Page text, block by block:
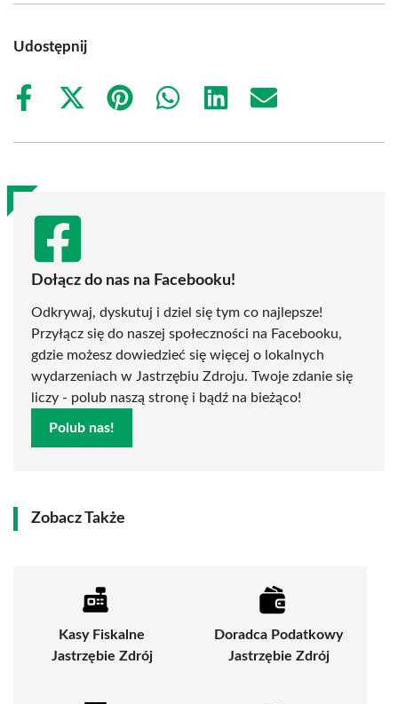
Udostępnij
Share
Share
(Twitter)
Share
Share
Share
Share
Dołącz do nas na Facebooku!
Odkrywaj, dyskutuj i dziel się tym co najlepsze!
Przyłącz się do naszej społeczności na Facebooku,
gdzie możesz dowiedzieć się więcej o lokalnych
wydarzeniach w Jastrzębiu Zdroju. Twoje zdanie się
liczy - polub naszą stronę i bądź na bieżąco!
Polub nas!
Zobacz Także
Kasy Fiskalne
Jastrzębie Zdrój
Doradca Podatkowy
Jastrzębie Zdrój